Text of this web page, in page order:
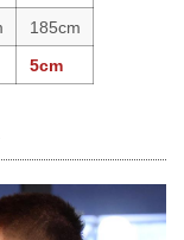
185cm
5cm